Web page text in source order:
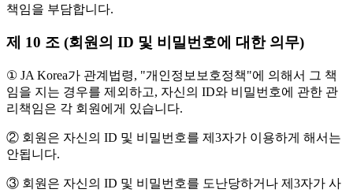
책임을 부담합니다.
제 10 조 (회원의 ID 및 비밀번호에 대한 의무)
① JA Korea가 관계법령, "개인정보보호정책"에 의해서 그 책
임을 지는 경우를 제외하고, 자신의 ID와 비밀번호에 관한 관
리책임은 각 회원에게 있습니다.
② 회원은 자신의 ID 및 비밀번호를 제3자가 이용하게 해서는
안됩니다.
③ 회원은 자신의 ID 및 비밀번호를 도난당하거나 제3자가 사